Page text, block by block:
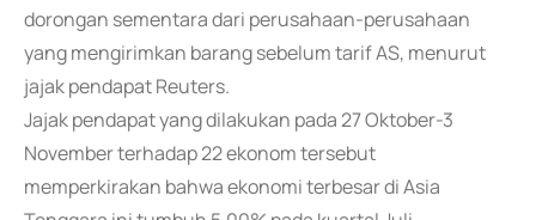
dorongan sementara dari perusahaan-perusahaan
yang mengirimkan barang sebelum tarif AS, menurut
jajak pendapat Reuters.
Jajak pendapat yang dilakukan pada 27 Oktober-3
November terhadap 22 ekonom tersebut
memperkirakan bahwa ekonomi terbesar di Asia